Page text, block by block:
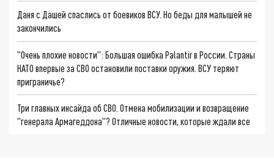
Даня с Дашей спаслись от боевиков ВСУ. Но беды для малышей не
закончились
"Очень плохие новости": Большая ошибка Palantir в России. Страны
НАТО впервые за СВО остановили поставки оружия. ВСУ теряют
приграничье?
Три главных инсайда об СВО. Отмена мобилизации и возвращение
"генерала Армагеддона"? Отличные новости, которые ждали все